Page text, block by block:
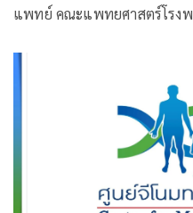
แพทย์ คณะแพทยศาสตร์โรง
ความหวังใหม่จากมุกดาหารโม